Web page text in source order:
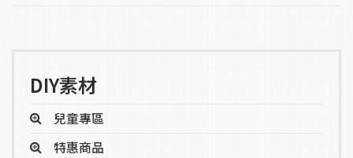
DIY素材
兒童專區
特惠商品